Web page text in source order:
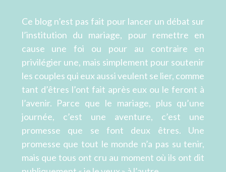
Ce blog n’est pas fait pour lancer un débat sur
l’institution du mariage, pour remettre en
cause une foi ou pour au contraire en
privilégier une, mais simplement pour soutenir
les couples qui eux aussi veulent se lier, comme
tant d’êtres l’ont fait après eux ou le feront à
l’avenir. Parce que le mariage, plus qu’une
journée, c’est une aventure, c’est une
promesse que se font deux êtres. Une
promesse que tout le monde n’a pas su tenir,
mais que tous ont cru au moment où ils ont dit